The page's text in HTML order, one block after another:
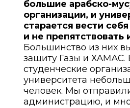
большие арабско-
организации, и
старается вести
и не препятствовать
Большинство из них
защиту Газы и ХАМАС.
студенческие
университета
человек. Мы
администрацию, и